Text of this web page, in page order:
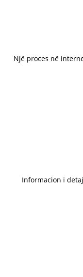
Një proces në
Informacion i